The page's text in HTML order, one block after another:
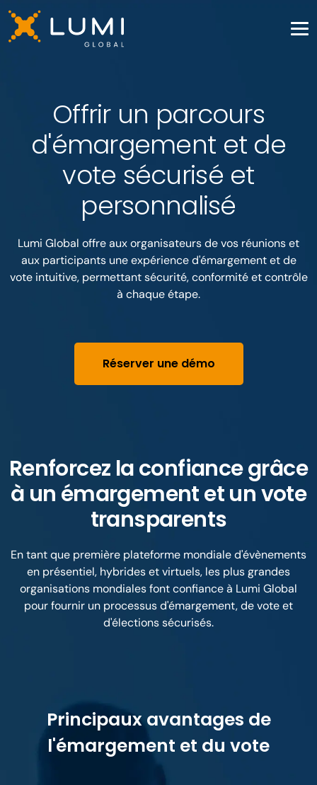
Offrir un parcours
d'émargement et de
vote sécurisé et
personnalisé
Lumi Global offre aux organisateurs de vos réunions et
aux participants une expérience d'émargement et de
vote intuitive, permettant sécurité, conformité et contrôle
à chaque étape.
Réserver une démo
Renforcez la confiance grâce
à un émargement et un vote
transparents
En tant que première plateforme mondiale d'évènements
en présentiel, hybrides et virtuels, les plus grandes
organisations mondiales font confiance à Lumi Global
pour fournir un processus d'émargement, de vote et
d'élections sécurisés.
Principaux avantages de
l'émargement et du vote